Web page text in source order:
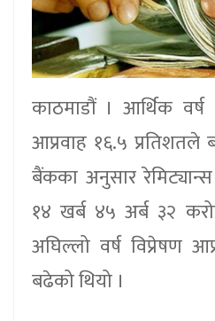
काठमाडौं । आर्थिक
आप्रवाह १६.५ प्रतिशतले
बैंकका अनुसार
१४ खर्ब ४५ अर्ब ३२
अघिल्लो वर्ष विप्रेषण
बढेको थियो ।